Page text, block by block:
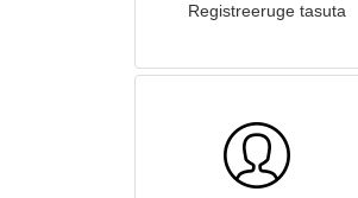
Registreeruge tasuta